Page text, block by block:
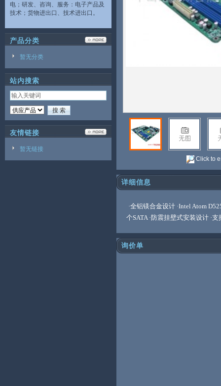
电；研发、咨询、服务：电子产品及
技术；货物进出口、技术进出口。
产品分类
暂无分类
站内搜索
友情链接
暂无链接
Click to
详细信息
·全铝镁合金设计 ·Intel Atom
个SATA ·防震挂壁式安装设计 ·
询价单